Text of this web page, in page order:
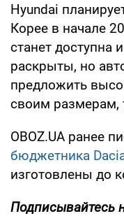
Hyundai
Корее в начале
станет доступна
раскрыты, но
предложить
своим размерам,
OBOZ.UA ранее
бюджетника
изготовлены до
Подписывайтесь